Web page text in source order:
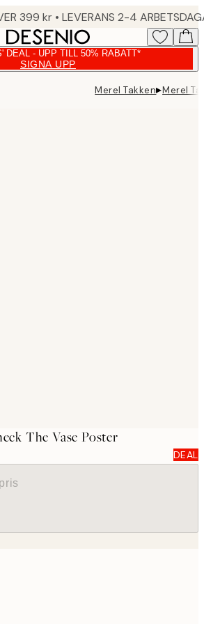
399 kr • LEVERANS 2-4
DEAL - UPP TILL 50% RABATT*
SIGNA UPP
Merel Takken▸Merel
The Vase Poster
DEAL